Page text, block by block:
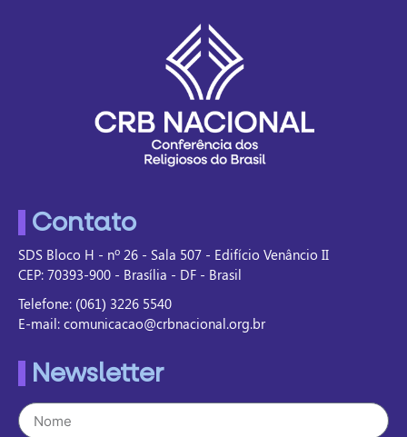
Contato
SDS Bloco H - nº 26 - Sala 507 - Edifício Venâncio II
CEP: 70393-900 - Brasília - DF - Brasil
Telefone: (061) 3226 5540
E-mail: comunicacao@crbnacional.org.br
Newsletter